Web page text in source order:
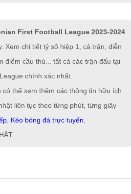
First Football League 2023-2024
Xem chi tiết tỷ số hiệp 1, cả trận, diễn
điểm cầu thủ... tất cả các trận đấu tại
chính xác nhất.
có thể xem thêm các thông tin hữu ích
liên tục theo từng phút, từng giây
Kèo bóng đá trực tuyến